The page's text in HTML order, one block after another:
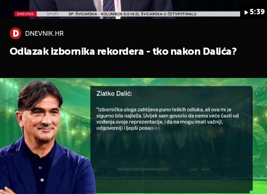
5:39
DNEVNIK.HR
Odlazak izbornika rekordera - tko nakon Dalića?